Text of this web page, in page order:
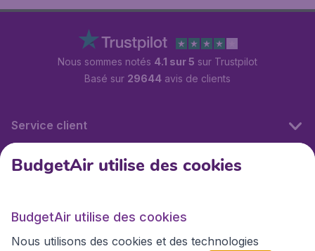
Nous sommes notés 4.1 sur 5 sur Trustpilot
Basé sur 29644 avis de clients
Service client
BudgetAir.fr
Sites internationaux
BudgetAir utilise des cookies
BudgetAir utilise des cookies
Nous utilisons des cookies et des technologies